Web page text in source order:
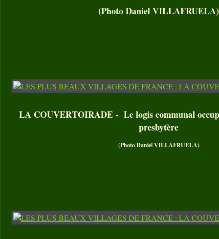
(Photo Daniel VILLAFRUELA)
LA COUVERTOIRADE - Le logis communal
presbytère
(Photo Daniel VILLAFRUELA)